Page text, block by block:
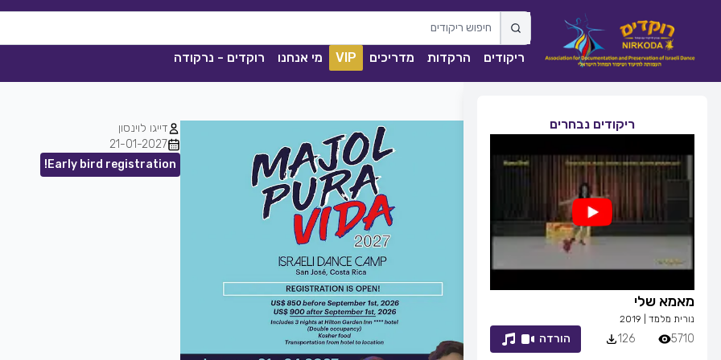
ריקודים הרקדות מדריכים VIP מי אנחנו רוקדים - נרקודה
ריקודים נבחרים
מאמא שלי
נורית מלמד 2019
5710
126 הורדה
זמן לחייך
2013
83 הורדה
דייגו לוינסון
21-01-2027
Early bird registration!